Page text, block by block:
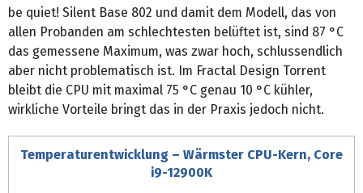
be quiet! Silent Base 802 und damit dem Modell, das von
allen Probanden am schlechtesten belüftet ist, sind 87 °C
das gemessene Maximum, was zwar hoch, schlussendlich
aber nicht problematisch ist. Im Fractal Design Torrent
bleibt die CPU mit maximal 75 °C genau 10 °C kühler,
wirkliche Vorteile bringt das in der Praxis jedoch nicht.
Temperaturentwicklung – Wärmster CPU-Kern, Core
i9-12900K